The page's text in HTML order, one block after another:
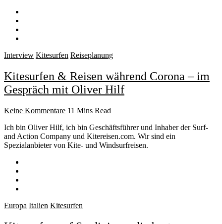
Interview Kitesurfen Reiseplanung
Kitesurfen & Reisen während Corona – im
Gespräch mit Oliver Hilf
Keine Kommentare 11 Mins Read
Ich bin Oliver Hilf, ich bin Geschäftsführer und Inhaber der Surf-
and Action Company und Kitereisen.com. Wir sind ein
Spezialanbieter von Kite- und Windsurfreisen.
Europa Italien Kitesurfen